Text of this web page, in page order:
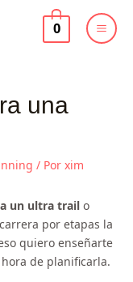
0
una
/ Por xim
un ultra trail o
por etapas la
quiero enseñarte
de planificarla.